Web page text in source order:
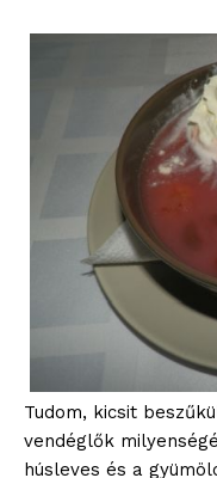
Tudom, kicsit
vendéglők
húsleves és a